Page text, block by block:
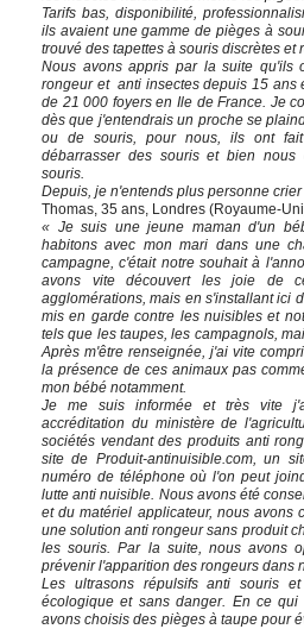
Tarifs bas, disponibilité,
ils avaient une gamme de pièges à
trouvé des tapettes à souris discrètes et
Nous avons appris par la suite qu'ils
rongeur et anti insectes depuis 15 ans
de 21 000 foyers en Ile de France. Je
dès que j'entendrais un proche se
ou de souris, pour nous, ils ont
débarrasser des souris et bien
souris.
Depuis, je n'entends plus personne
Thomas, 35 ans, Londres (Royaume-
« Je suis une jeune maman d'un
habitons avec mon mari dans une
campagne, c'était notre souhait à
avons vite découvert les joie de
agglomérations, mais en s'installant ici
mis en garde contre les nuisibles et
tels que les taupes, les campagnols,
Après m'être renseignée, j'ai vite
la présence de ces animaux pas
mon bébé notamment.
Je me suis informée et très vite
accréditation du ministère de
sociétés vendant des produits anti
site de Produit-antinuisible.com, un
numéro de téléphone où l'on peut
lutte anti nuisible. Nous avons été
et du matériel applicateur, nous avons
une solution anti rongeur sans produit
les souris. Par la suite, nous avons
prévenir l'apparition des rongeurs dans
Les ultrasons répulsifs anti souris
écologique et sans danger. En ce
avons choisis des pièges à taupe pour